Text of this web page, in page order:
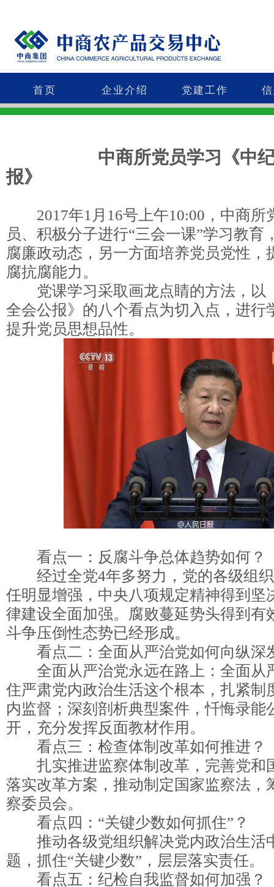
首页 企业介绍 党建工作
中商所党员学习《中
报》
2017年1月16号上午10:00，中商所
员、积极分子进行“三会一课”学习教育
腐廉政动态，另一方面培养党员党性，
腐抗腐能力。
党课学习采取画龙点睛的方法，以
全会公报》的八个看点为切入点，进行
提升党员思想品性。
看点一：反腐斗争总体趋势如何？
经过全党4年多努力，党的各级组织
任明显增强，中央八项规定精神得到坚
律建设全面加强。腐败蔓延势头得到有
斗争压倒性态势已经形成。
看点二：全面从严治党如何向纵深
全面从严治党永远在路上：全面从
住严肃党内政治生活这个根本，扎紧制
内监督；深刻剖析典型案件，忏悔录能
开，充分发挥反面教材作用。
看点三：检查体制改革如何推进？
扎实推进监察体制改革，完善党和
落实改革方案，推动制定国家监察法，
察委员会。
看点四：“关键少数如何抓住”？
推动各级党组织解决党内政治生活
题，抓住“关键少数”，层层落实责任。
看点五：纪检自我监督如何加强？